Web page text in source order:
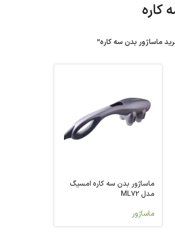
کاره
ماساژور بدن سه کاره”
ماساژور بدن سه کاره امسیگ
مدل ML72
ماساژور